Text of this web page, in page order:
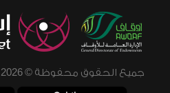
جميع الحقوق محفوظة © 2026 - 1998 لشبكة إسلام ويب